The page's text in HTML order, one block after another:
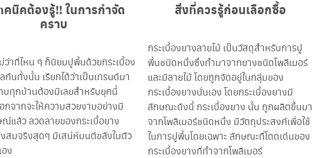
คนิคต้องรู้!! ในการกำจัด
คราบ
ว่าที่ไหน ๆ ก็นิยมปูพื้นด้วยกระเบื้อง
กันทั้งนั้น เรียกได้ว่าเป็นเทรนด์มา
บทุกบ้านต้องมีเลยสำหรับยุคนี้
กจากจะให้ความสวยงามอย่างมี
แล้ว ลวดลายของกระเบื้อยาง
สมจริงสุดๆ มีเสน่ห์มนต์ขลังในตัว
ง
สิ่งที่ควรรู้ก่อนเลือกซื้อ
กระเบื้องยางลายไม้ เป็นวัสดุสำหรับการปู
พื้นชนิดหนึ่งซึ่งทำมาจากยางชนิดโพลีเมอร์
และมีลายไม้ โดยถูกจัดอยู่ในกลุ่มของ
กระเบื้องยางนั่นเอง โดยกระเบื้องยางมี
ลักษณะดังนี้ กระเบื้องยาง นั้น ถูกผลิตขึ้นมา
จากโพลิเมอร์ชนิดหนึ่ง มีวัตถุประสงค์เพื่อใช้
ในการปูพื้นโดยเฉพาะ ลักษณะที่โดดเด่นของ
กระเบื้องยางที่ทำจากโพลีเมอร์